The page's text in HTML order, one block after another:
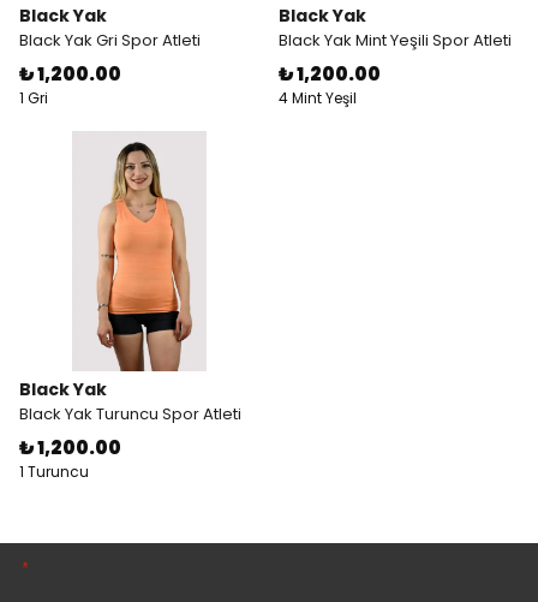
Black Yak
Black Yak Gri Spor Atleti
₺ 1,200.00
1 Gri
Black Yak
Black Yak Mint Yeşili Spor Atleti
₺ 1,200.00
4 Mint Yeşil
Black Yak
Black Yak Turuncu Spor Atleti
₺ 1,200.00
1 Turuncu